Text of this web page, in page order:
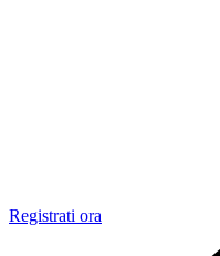
Registrati ora